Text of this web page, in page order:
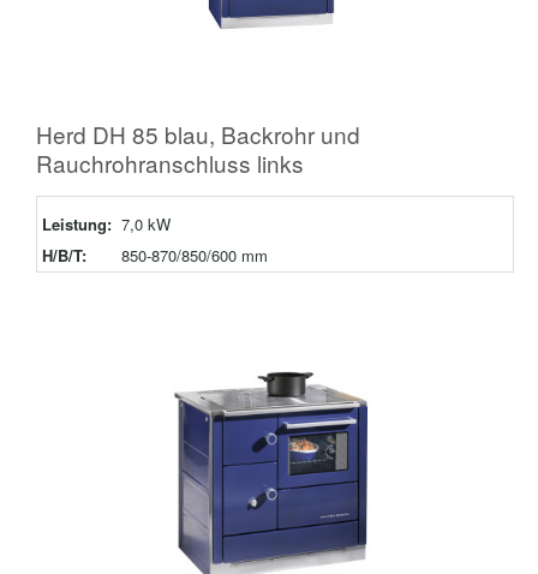
Herd DH 85 blau, Backrohr und
Rauchrohranschluss links
Leistung: 7,0 kW
H/B/T:
850-870/850/600 mm